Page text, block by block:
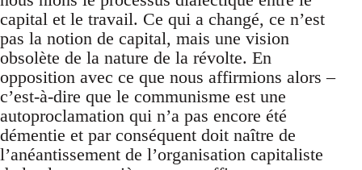
capital et le travail. Ce qui a changé, ce n’est
pas la notion de capital, mais une vision
obsolète de la nature de la révolte. En
opposition avec ce que nous affirmions alors –
c’est-à-dire que le communisme est une
autoproclamation qui n’a pas encore été
démentie et par conséquent doit naître de
l’anéantissement de l’organisation capitaliste